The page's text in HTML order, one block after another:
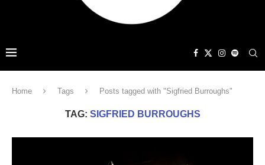
Home Tags Posts tagged with "Sigfried Burroughs"
TAG: SIGFRIED BURROUGHS